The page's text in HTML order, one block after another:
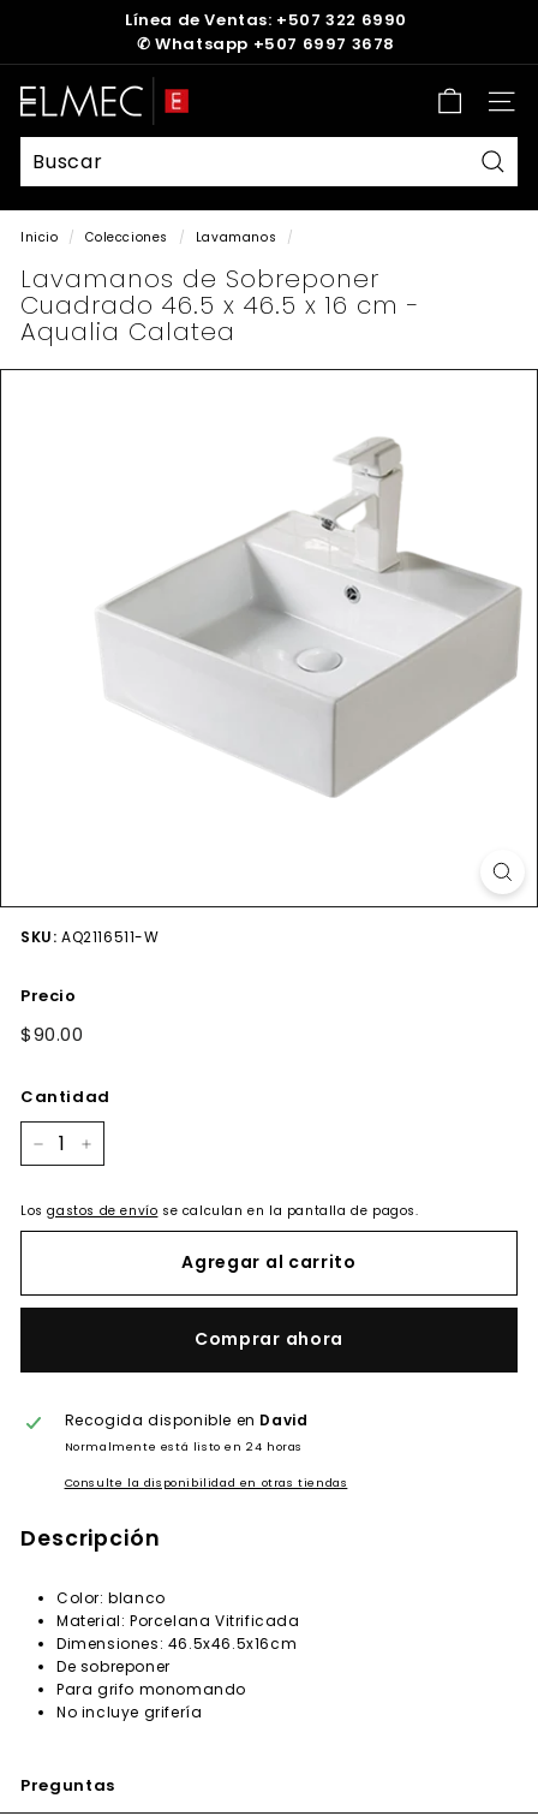
diapositivas
pausa
Línea de Ventas: +507 322 6990
✆ Whatsapp +507 6997 3678
E
L
M
E
C
Inicio / Colecciones / Lavamanos /
Lavamanos de Sobreponer
Cuadrado 46.5 x 46.5 x 16 cm -
Aqualia Calatea
SKU: AQ2116511-W
Precio
Precio
$90.00
Cantidad
Losgastos de envío se calculan en la pantalla de pagos.
Agregar al carrito
Comprar ahora
Recogida disponible en David
Normalmente está listo en 24 horas
Consulte la disponibilidad en otras tiendas
Descripción
Color: blanco
Material: Porcelana Vitrificada
Dimensiones: 46.5x46.5x16cm
De sobreponer
Para grifo monomando
No incluye grifería
Preguntas